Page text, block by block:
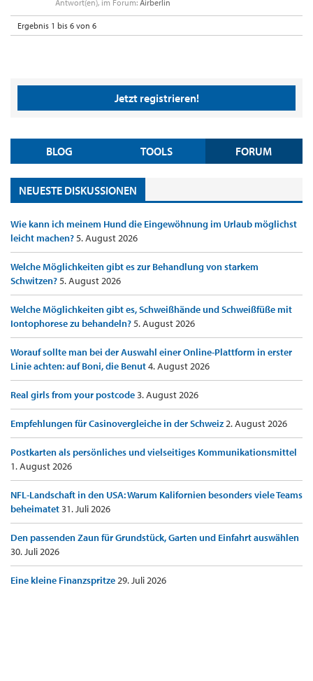
Antwort(en), im Forum: Airberlin
Ergebnis 1 bis 6 von 6
Jetzt registrieren!
BLOG TOOLS FORUM
NEUESTE DISKUSSIONEN
Wie kann ich meinem Hund die Eingewöhnung im Urlaub möglichst
leicht machen?5. August 2026
Welche Möglichkeiten gibt es zur Behandlung von starkem
Schwitzen?5. August 2026
Welche Möglichkeiten gibt es, Schweißhände und Schweißfüße mit
Iontophorese zu behandeln?5. August 2026
Worauf sollte man bei der Auswahl einer Online-Plattform in erster
Linie achten: auf Boni, die Benut4. August 2026
Real girls from your postcode3. August 2026
Empfehlungen für Casinovergleiche in der Schweiz2. August 2026
Postkarten als persönliches und vielseitiges Kommunikationsmittel
1. August 2026
NFL-Landschaft in den USA: Warum Kalifornien besonders viele Teams
beheimatet31. Juli 2026
Den passenden Zaun für Grundstück, Garten und Einfahrt auswählen
30. Juli 2026
Eine kleine Finanzspritze29. Juli 2026